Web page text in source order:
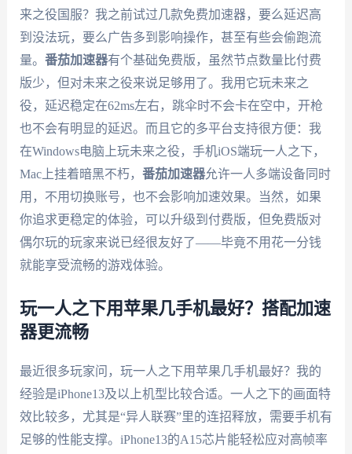
来之役国服？我之前试过几款免费加速器，要么延迟高
到没法玩，要么广告多到影响操作，甚至有些会偷跑流
量。 番茄加速器有个基础免费版，虽然节点数量比付费
版少，但对未来之役来说足够用了。我用它玩未来之
役，延迟稳定在62ms左右，跳伞时不会卡在空中，开枪
也不会有明显的延迟。而且它的多平台支持很方便：我
在Windows电脑上玩未来之役，手机iOS端玩一人之下，
Mac上挂着暗黑不朽， 番茄加速器允许一人多端设备同时
用，不用切换账号，也不会影响加速效果。当然，如果
你追求更稳定的体验，可以升级到付费版，但免费版对
偶尔玩的玩家来说已经很友好了——毕竟不用花一分钱
就能享受流畅的游戏体验。
玩一人之下用苹果几手机最好？搭配加速
器更流畅
最近很多玩家问，玩一人之下用苹果几手机最好？我的
经验是iPhone13及以上机型比较合适。一人之下的画面特
效比较多，尤其是“异人联赛”里的连招释放，需要手机有
足够的性能支撑。iPhone13的A15芯片能轻松应对高帧率